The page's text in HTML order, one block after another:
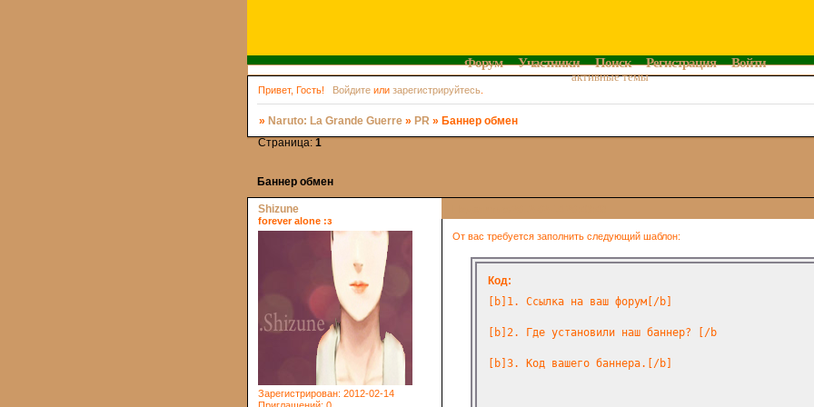
Форум Участники Поиск Регистрация Войти
активные темы
Привет, Гость! Войдитеили зарегистрируйтесь.
» Naruto: La Grande Guerre » PR » Баннер обмен
Баннер обмен
Страница:1
Shizune
forever alone :з
Зарегистрирован: 2012-02-14
От вас требуется заполнить следующий шаблон:
Код:
[b]1. Ссылка на ваш форум[/b]
[b]2. Где установили наш баннер? [/b
[b]3. Код вашего баннера.[/b]